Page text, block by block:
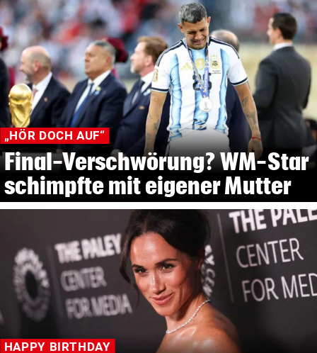
„HÖR DOCH AUF“
Final-Verschwörung? WM-Star
schimpfte mit eigener Mutter
HAPPY BIRTHDAY